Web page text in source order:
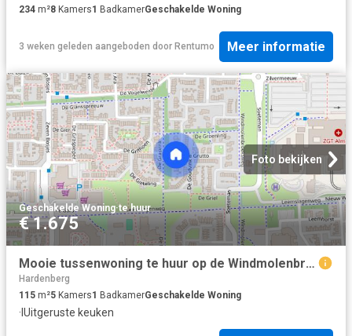
234 m²8 Kamers1 BadkamerGeschakelde Woning
3 weken geleden aangeboden door Rentumo Meer informatie
Foto bekijken
Geschakelde Woning·te huur
€ 1.675
Mooie tussenwoning te huur op de Windmolenbroek in Almelo
Hardenberg
115 m²5 Kamers1 BadkamerGeschakelde Woning
· IUitgeruste keuken